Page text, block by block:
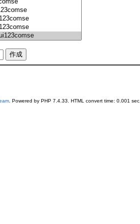
. Powered by PHP 7.4.33. HTML convert time: 0.001 sec.